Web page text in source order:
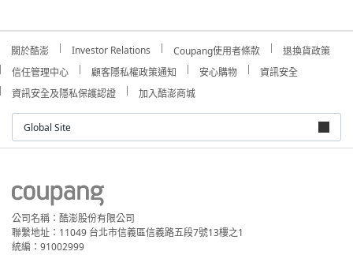
關於酷澎 Investor Relations Coupang使用者條款
退換貨政策
信任管理中心
顧客隱私權政策通知 安心購物
資訊安全
資訊安全及隱私保護認證
加入酷澎商城
Global Site
公司名稱：酷澎股份有限公司
聯繫地址：11049 台北市信義區信義路五段7號13樓之1
統編：91002999